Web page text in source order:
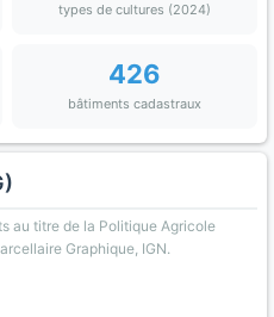
types de cultures (2024)
426
bâtiments cadastraux
au titre de la Politique Agricole
Graphique, IGN.